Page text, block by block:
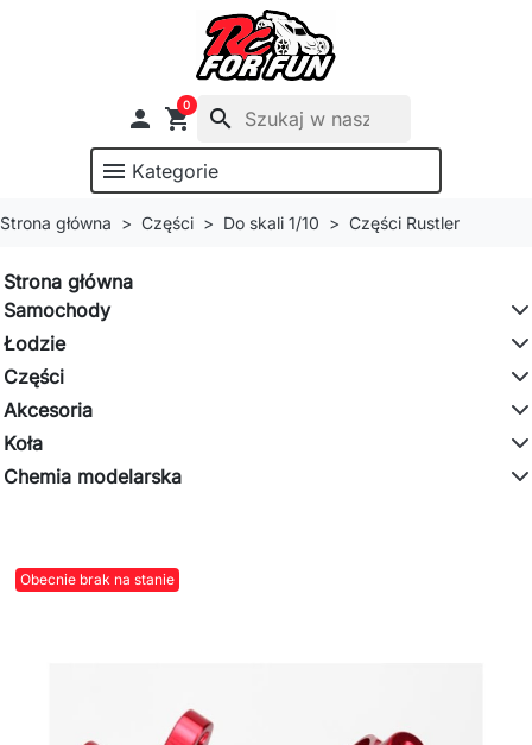
 shopping_cart
0
search
menu Kategorie
Strona główna Części Do skali 1/10 Części Rustler
Strona główna
Samochody
Łodzie
Części
Akcesoria
Koła
Chemia modelarska
Obecnie brak na stanie